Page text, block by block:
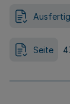
Seite